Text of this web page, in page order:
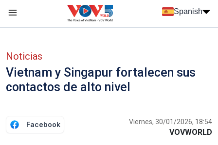
Spanish
Noticias
Vietnam y Singapur fortalecen sus
contactos de alto nivel
Facebook Viernes, 30/01/2026, 18:54
VOVWORLD